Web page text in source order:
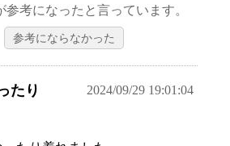
参考になったと言っています。
参考にならなかった
たり
2024/09/29 19:01:04